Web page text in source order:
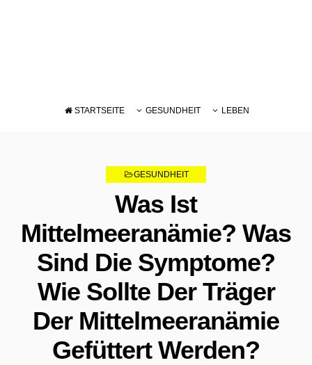
STARTSEITE GESUNDHEIT LEBEN
SCHWÄCHUNG
GESUNDHEIT
Was Ist
Mittelmeeranämie? Was
Sind Die Symptome?
Wie Sollte Der Träger
Der Mittelmeeranämie
Gefüttert Werden?